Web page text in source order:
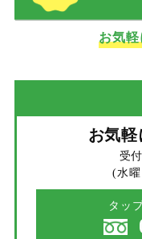
お気軽
お気
受
(水
タッ